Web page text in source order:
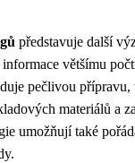
představuje další
většímu
pečlivou přípravu,
materiálů a
umožňují také